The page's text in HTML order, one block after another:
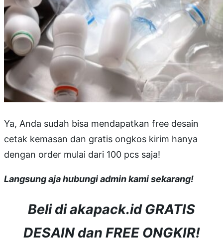
Ya, Anda sudah bisa mendapatkan free desain
cetak kemasan dan gratis ongkos kirim hanya
dengan order mulai dari 100 pcs saja!
Langsung aja hubungi admin kami sekarang!
Beli di akapack.id GRATIS
DESAIN dan FREE ONGKIR!